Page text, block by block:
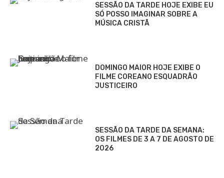
SESSÃO DA TARDE HOJE EXIBE EU
SÓ POSSO IMAGINAR SOBRE A
MÚSICA CRISTÃ
DOMINGO MAIOR HOJE EXIBE O
FILME COREANO ESQUADRÃO
JUSTICEIRO
SESSÃO DA TARDE DA SEMANA:
OS FILMES DE 3 A 7 DE AGOSTO DE
2026